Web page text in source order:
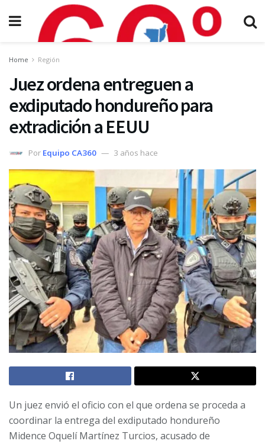
Home Región
Juez ordena entreguen a
exdiputado hondureño para
extradición a EEUU
Por Equipo CA360 3 años hace
Un juez envió el oficio con el que ordena se proceda a
coordinar la entrega del exdiputado hondureño
Midence Oquelí Martínez Turcios, acusado de